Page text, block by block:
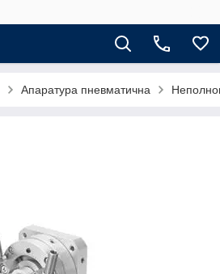
Апаратура пневматична